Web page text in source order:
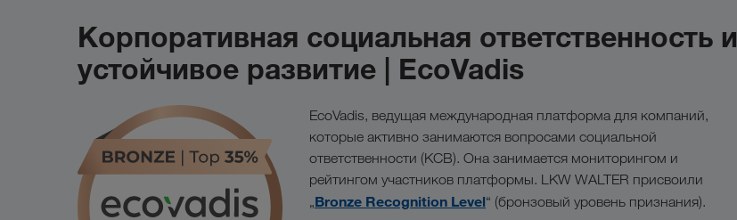
Корпоративная социальная ответственность и
устойчивое развитие | EcoVadis
EcoVadis, ведущая международная платформа для компаний,
которые активно занимаются вопросами социальной
ответственности (КСВ). Она занимается мониторингом и
рейтингом участников платформы. LKW WALTER присвоили
„Bronze Recognition Level“ (бронзовый уровень признания).